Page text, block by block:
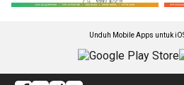
Unduh Mobile Apps untuk